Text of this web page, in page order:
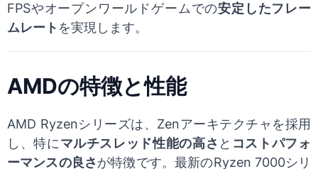
FPSやオープンワールドゲームでの安定したフレー
ムレート を実現します。
AMDの特徴と性能
AMD Ryzenシリーズは、Zenアーキテクチャを採用
し、特にマルチスレッド性能の高さ と コストパフォ
ーマンスの良さが特徴です。最新のRyzen 7000シリ